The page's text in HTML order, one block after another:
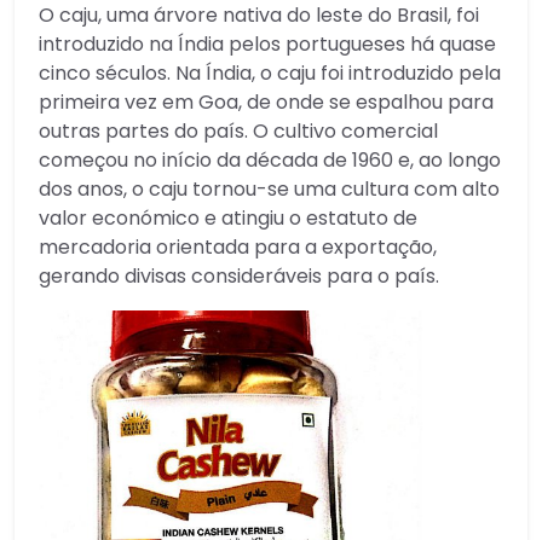
O caju, uma árvore nativa do leste do Brasil, foi
introduzido na Índia pelos portugueses há quase
cinco séculos. Na Índia, o caju foi introduzido pela
primeira vez em Goa, de onde se espalhou para
outras partes do país. O cultivo comercial
começou no início da década de 1960 e, ao longo
dos anos, o caju tornou-se uma cultura com alto
valor económico e atingiu o estatuto de
mercadoria orientada para a exportação,
gerando divisas consideráveis ​​para o país.